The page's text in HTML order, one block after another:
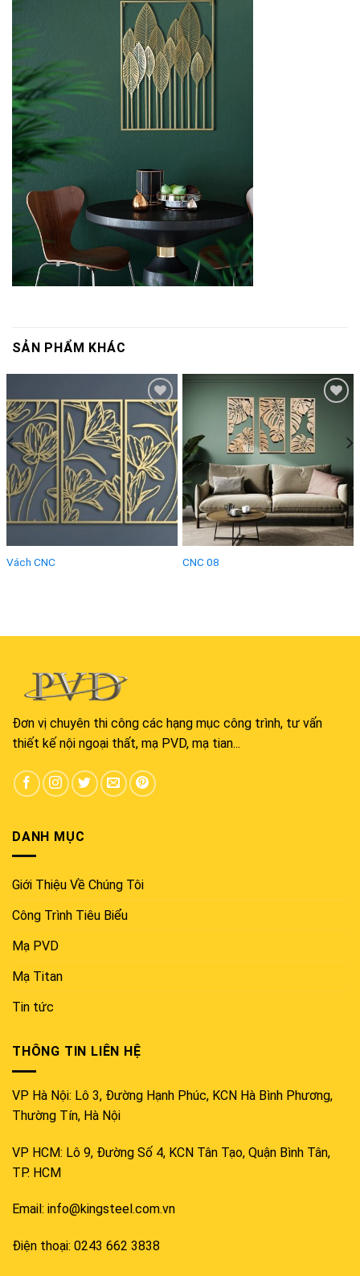
SẢN PHẨM KHÁC
Add to
wishlist
Vách CNC
wishlist
CNC 08
Đơn vị chuyên thi công các hạng mục công trình, tư vấn
thiết kế nội ngoại thất, mạ PVD, mạ tian...
DANH MỤC
Giới Thiệu Về Chúng Tôi
Công Trình Tiêu Biểu
Mạ PVD
Mạ Titan
Tin tức
THÔNG TIN LIÊN HỆ
VP Hà Nội: Lô 3, Đường Hạnh Phúc, KCN Hà Bình Phương,
Thường Tín, Hà Nội
VP HCM: Lô 9, Đường Số 4, KCN Tân Tạo, Quận Bình Tân,
TP. HCM
Email: info@kingsteel.com.vn
Điện thoại: 0243 662 3838